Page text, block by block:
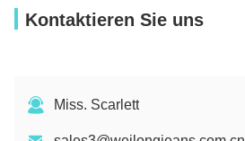
Kontaktieren Sie uns
Miss. Scarlett